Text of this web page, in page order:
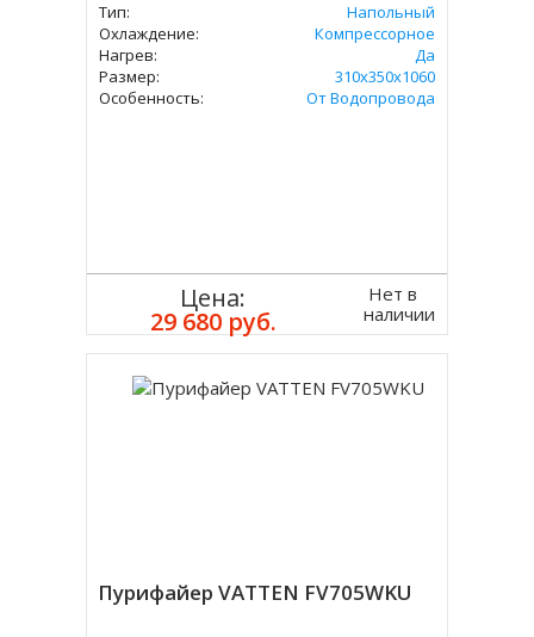
Тип:
Напольный
Охлаждение:
Компрессорное
Нагрев:
Да
Размер:
310x350х1060
Особенность:
От Водопровода
Цена:
29 680 руб.
Нет в
наличии
Пурифайер VATTEN FV705WKU